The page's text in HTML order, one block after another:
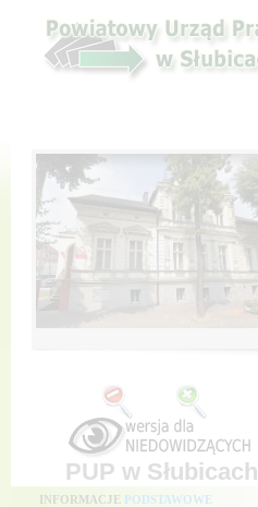
PUP w Słubicach
INFORMACJE PODSTAWOWE